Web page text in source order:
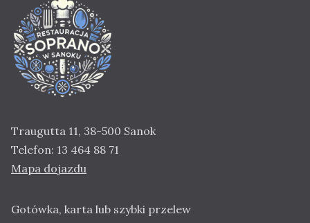
Traugutta 11, 38-500 Sanok
Telefon: 13 464 88 71
Mapa dojazdu
Gotówka, karta lub szybki przelew